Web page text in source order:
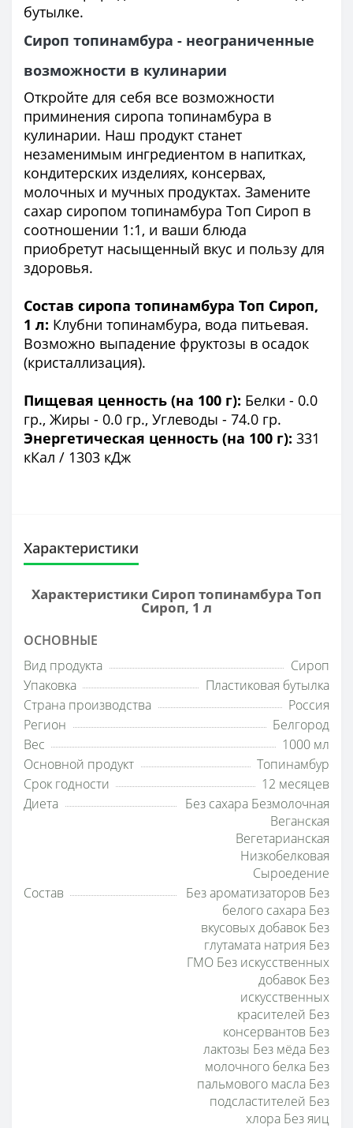
бутылке.
Сироп топинамбура - неограниченные
возможности в кулинарии
Откройте для себя все возможности
приминения сиропа топинамбура в
кулинарии. Наш продукт станет
незаменимым ингредиентом в напитках,
кондитерских изделиях, консервах,
молочных и мучных продуктах. Замените
сахар сиропом топинамбура Топ Сироп в
соотношении 1:1, и ваши блюда
приобретут насыщенный вкус и пользу для
здоровья.
Состав сиропа топинамбура Топ Сироп,
1 л: Клубни топинамбура, вода питьевая.
Возможно выпадение фруктозы в осадок
(кристаллизация).
Пищевая ценность (на 100 г): Белки - 0.0
гр., Жиры - 0.0 гр., Углеводы - 74.0 гр.
Энергетическая ценность (на 100 г): 331
кКал / 1303 кДж
Характеристики
Характеристики Сироп топинамбура Топ
Сироп, 1 л
ОСНОВНЫЕ
Вид продукта
Сироп
Упаковка
Пластиковая бутылка
Страна производства
Россия
Регион
Белгород
Вес
1000 мл
Основной продукт
Топинамбур
Срок годности
12 месяцев
Диета
Без сахара Безмолочная
Веганская
Вегетарианская
Низкобелковая
Сыроедение
Состав
Без ароматизаторов Без
белого сахара Без
вкусовых добавок Без
глутамата натрия Без
ГМО Без искусственных
добавок Без
искусственных
красителей Без
консервантов Без
лактозы Без мёда Без
молочного белка Без
пальмового масла Без
подсластителей Без
хлора Без яиц